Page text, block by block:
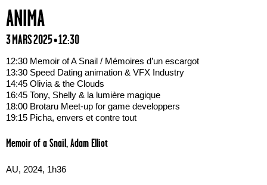
ANIMA
3 MARS 2025 • 12:30
12:30 Memoir of A Snail / Mémoires d’un escargot
13:30 Speed Dating animation & VFX Industry
14:45 Olivia & the Clouds
16:45 Tony, Shelly & la lumière magique
18:00 Brotaru Meet-up for game developpers
19:15 Picha, envers et contre tout
Memoir of a Snail, Adam Elliot
AU, 2024, 1h36